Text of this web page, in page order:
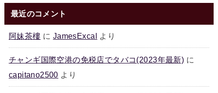
最近のコメント
阿妹茶樓 に JamesExcal より
チャンギ国際空港の免税店でタバコ(2023年最新) に
capitano2500 より